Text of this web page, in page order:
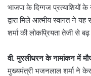
भाजपा के दिग्गज प्रत्याशियों
द्वारा मिले आत्मीय स्वागत ने
शर्मा की लोकप्रियता तेजी से बढ़
वी. मुरलीधरन के नामांकन में
मुख्यमंत्री भजनलाल शर्मा ने